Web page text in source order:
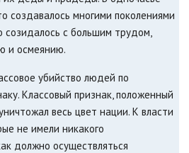
создавалось многими поколениями
созидалось с большим трудом,
и осмеянию.
убийство людей по
Классовый признак, положенный
весь цвет нации. К власти
не имели никакого
должно осуществляться